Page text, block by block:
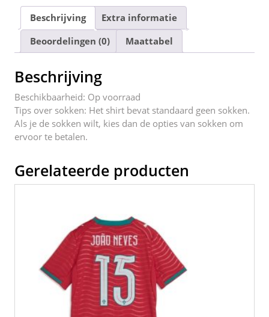
c
e
b
o
o
k
itt
er
ai
l
er
e
st
d
di
t
k
e
dI
e
n
Beschrijving
Extra informatie
Beoordelingen (0)
Maattabel
Beschrijving
Beschikbaarheid: Op voorraad
Tips over sokken: Het shirt bevat standaard geen sokken.
Als je de sokken wilt, kies dan de opties van sokken om
ervoor te betalen.
Gerelateerde producten